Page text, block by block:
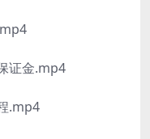
证金.mp4
.mp4